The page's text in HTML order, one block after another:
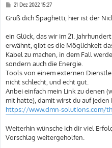
B
i
a
g
21 Dez 2022 15:27
Grüß dich Spaghetti, hier ist der
ein Glück, das wir im 21.
erwähnt, gibt es die Möglichkeit
Kabel zu machen, in dem Fall
sondern auch die Energie.
Tools von einem externen
nicht schlecht, und echt gut.
Anbei einfach mein Link zu denen
mit hatte), damit wirst du auf jeden
https://www.dmn-solutions.com/
Weiterhin wünsche ich dir viel
Vorschlag weitergeholfen.